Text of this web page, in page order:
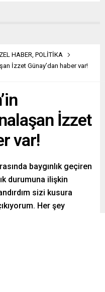
HABER, POLİTİKA
İzzet Günay’dan haber var!
İzzet
var!
baygınlık geçiren
durumuna ilişkin
sizi kusura
Her şey